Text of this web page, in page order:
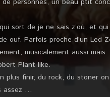
personnes, un beau ptit
sort de je ne sais z’où, et
ouf. Parfois proche d’un Led
musicalement aussi mais
Plant like.
plus finir, du rock, du stoner
assez …